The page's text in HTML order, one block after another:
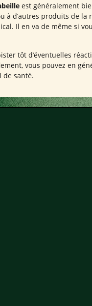
est généralement
à d’autres produits de
Il en va de même si
tôt d’éventuelles
vous pouvez en
de santé.